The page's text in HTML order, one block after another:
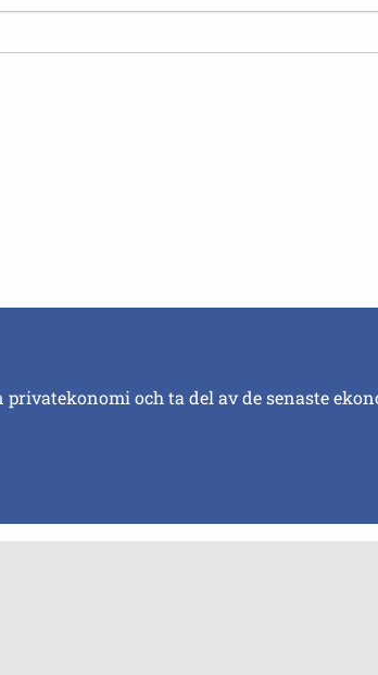
och ta del av de senaste